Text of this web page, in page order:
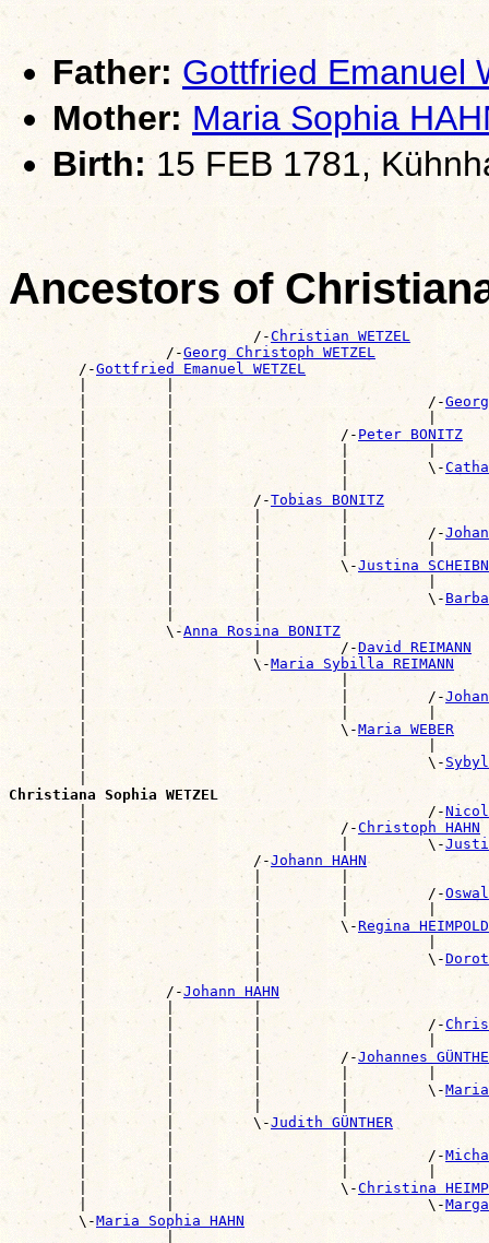
Father: Gottfried Emanuel
Mother: Maria Sophia
Birth:15 FEB 1781,
Ancestors of
                            /-
Christian WETZEL
                  /-
Georg Christoph WETZEL
        /-
Gottfried Emanuel WETZEL
|         |
        |         |                             /-
|         |                             |
        |         |                   /-
Peter BONITZ
|         |                   |         |
        |         |                   |         \-
        |         |         /-
Tobias BONITZ
|         |         |         |
        |         |         |         |         /-
|         |         |         |         |
        |         |         |         \-
Justina
|         |         |                   |
        |         |         |                   \-
|         |         |
        |         \-
Anna Rosina BONITZ
        |                   |         /-
David REIMANN
        |                   \-
Maria Sybilla REIMANN
|                             |
        |                             |         /-
|                             |         |
        |                             \-
Maria WEBER
|                                       |
        |                                       \-
|
Christiana Sophia WETZEL
|                                       /-
        |                             /-
Christoph HAHN
        |                             |         \-
        |                   /-
Johann HAHN
|                   |         |
        |                   |         |         /-
|                   |         |         |
        |                   |         \-
Regina HEIMPOLD
        |                   |                   \-
|                   |
        |         /-
Johann HAHN
|         |         |
        |         |         |                   /-
        |         |         |         /-
Johannes
|         |         |         |         |
        |         |         |         |         \-
Maria
|         |         |         |
        |         |         \-
Judith GÜNTHER
        |         |                   |         /-
        |         |                   \-
Christina
        |         |                             \-
        \-
Maria Sophia HAHN